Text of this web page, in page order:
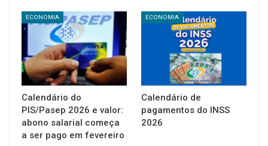
ECONOMIA
Calendário do
PIS/Pasep 2026 e valor:
abono salarial começa
a ser pago em fevereiro
ECONOMIA
Calendário de
pagamentos do INSS
2026